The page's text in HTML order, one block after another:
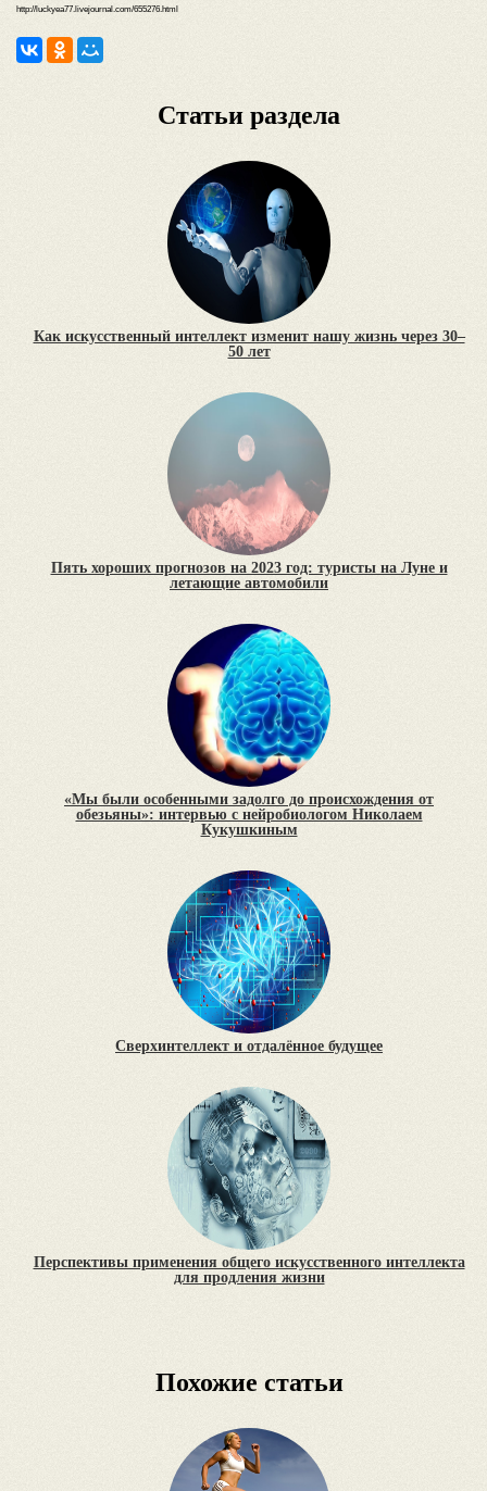
http://luckyea77.livejournal.com/655276.html
Статьи раздела
Как искусственный интеллект изменит нашу жизнь через 30–
50 лет
Пять хороших прогнозов на 2023 год: туристы на Луне и
летающие автомобили
«Мы были особенными задолго до происхождения от
обезьяны»: интервью с нейробиологом Николаем
Кукушкиным
Сверхинтеллект и отдалённое будущее
Перспективы применения общего искусственного интеллекта
для продления жизни
Похожие статьи